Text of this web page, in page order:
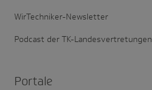
WirTechniker-Newsletter
Podcast der TK-Landesvertretungen
Portale